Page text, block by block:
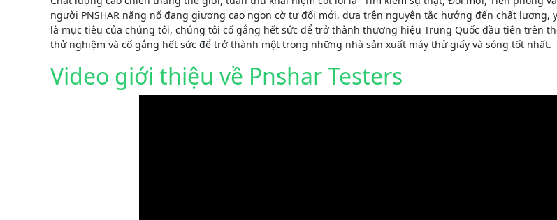
người PNSHAR năng nổ đang giương cao ngọn cờ tự đổi mới, dựa trên nguyên tắc hướng đến chất lượng,
là mục tiêu của chúng tôi, chúng tôi cố gắng hết sức để trở thành thương hiệu Trung Quốc đầu tiên trên
thử nghiệm và cố gắng hết sức để trở thành một trong những nhà sản xuất máy thử giấy và sóng tốt nhất.
Video giới thiệu về Pnshar Testers